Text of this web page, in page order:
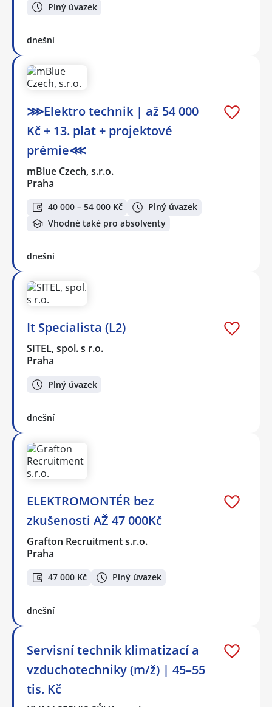
Plný úvazek
dnešní
⋙Elektro technik | až 54 000
Kč + 13. plat + projektové
prémie⋘
mBlue Czech, s.r.o.
Praha
40 000 – 54 000 Kč
Plný úvazek
Vhodné také pro absolventy
dnešní
It Specialista (L2)
SITEL, spol. s r.o.
Praha
Plný úvazek
dnešní
ELEKTROMONTÉR bez
zkušenosti AŽ 47 000Kč
Grafton Recruitment s.r.o.
Praha
47 000 Kč Plný úvazek
dnešní
Servisní technik klimatizací a
vzduchotechniky (m/ž) | 45–55
tis. Kč